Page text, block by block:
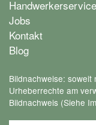
Handwerkerservice
Jobs
Kontakt
Blog
Bildnachweise:
Urheberrechte am
Bildnachweis (Siehe